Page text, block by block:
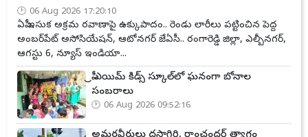
06 Aug 2026 17:20:10
ఏపీ ఇసుక అక్రమ రవాణాపై ఉక్కుపాదం.. రెండు లారీలు పట్టించిన పెద్ద
అంబర్‌పేట్ అసోసియేషన్, ఆటోనగర్ జేఏసీ.. రంగారెడ్డి జిల్లా, ఎల్బీనగర్,
ఆగస్టు 6, న్యూస్ ఇండియా...
ప్రీ ఎయిమ్ కిడ్స్ స్కూల్‌లో ఘనంగా బోనాల
సంబరాలు
06 Aug 2026 09:52:16